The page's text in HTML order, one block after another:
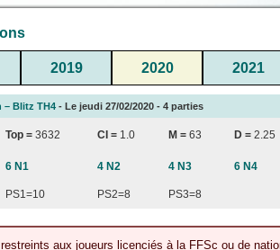
2019 2020 2021
– Blitz TH4 - Le jeudi 27/02/2020 - 4 parties
Top = 3632 CI = 1.0 M = 63 D = 2.25
6 N1 4 N2 4 N3 6 N4
PS1=10 PS2=8 PS3=8
aux joueurs licenciés à la FFSc ou de